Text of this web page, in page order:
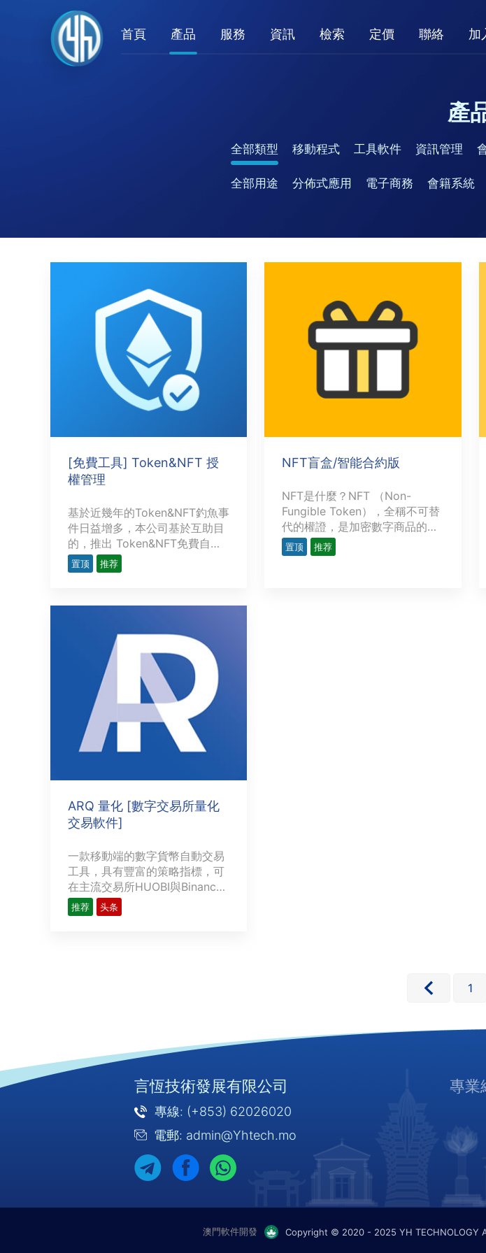
首頁 產品 服務 資訊 檢索 定價 聯絡 加
產
全部類型 移動程式 工具軟件 資訊管理
全部用途 分佈式應用 電子商務 會籍系統
[免費工具] Token&NFT 授
權管理
基於近幾年的Token&NFT釣魚事
件日益增多，本公司基於互助目
的，推出 Token&NFT免費自查
工具，並可透過 MeatMask 進
行自助解除授權。申明：該工具
的數據均來自於鏈上數據。
https://www.tokensafer.com/
語言：英文、簡體中文，繁體中
文# 操作說明：## 僅查···
置顶 推荐
NFT盲盒/智能合約版
NFT是什麼？NFT （Non-
Fungible Token），全稱不可替
代的權證，是加密數字商品的底
層技術協議，是以區塊鏈技術為
底層，用來表示數字作品的唯一
置顶 推荐
ARQ 量化 [數字交易所量化
交易軟件]
一款移動端的數字貨幣自動交易
工具，具有豐富的策略指標，可
在主流交易所HUOBI與Binance
上不間斷自動執行交易--區塊鏈
數字資產交易所量化交易軟件，
推荐 头条
1
言恆技術發展有限公司
專線: (+853) 62026020
電郵: admin@Yhtech.mo
專業
澳門軟件開發 Copyright © 2020 - 2025 YH TECHNOLOGY